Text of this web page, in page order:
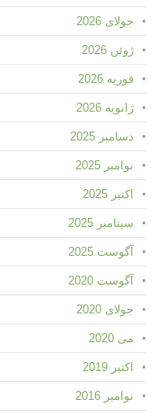
جولای 2026
ژوئن 2026
فوریه 2026
ژانویه 2026
دسامبر 2025
نوامبر 2025
اکتبر 2025
سپتامبر 2025
آگوست 2025
آگوست 2020
جولای 2020
می 2020
اکتبر 2019
نوامبر 2016